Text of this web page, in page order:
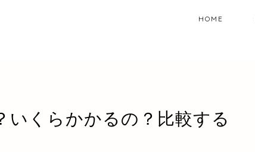
HOME
いくらかかるの？比較する